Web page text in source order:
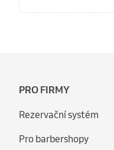
PRO FIRMY
Rezervační systém
Pro barbershopy